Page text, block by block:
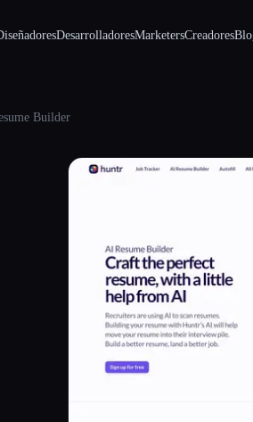
DesarrolladoresMarketersCreadores
Builder